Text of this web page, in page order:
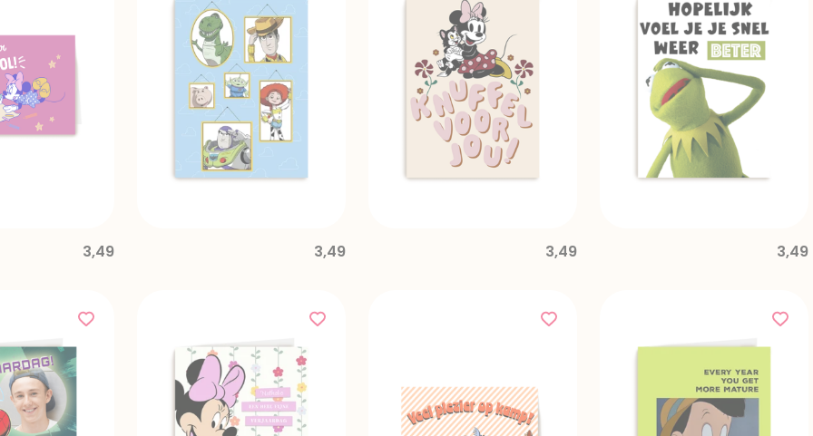
3,49 3,49 3,49 3,49